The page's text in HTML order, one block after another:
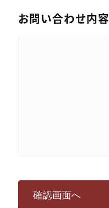
お問い合わせ内容